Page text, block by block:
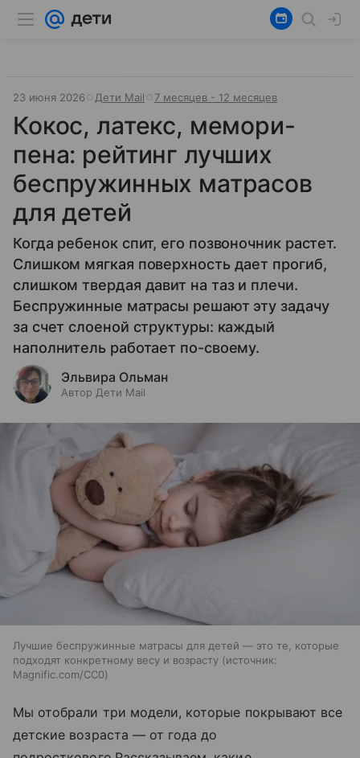
23 июня 2026 Дети Mail 7 месяцев - 12 месяцев
Кокос, латекс, мемори-
пена: рейтинг лучших
беспружинных матрасов
для детей
Когда ребенок спит, его позвоночник растет.
Слишком мягкая поверхность дает прогиб,
слишком твердая давит на таз и плечи.
Беспружинные матрасы решают эту задачу
за счет слоеной структуры: каждый
наполнитель работает по-своему.
Эльвира Ольман
Автор Дети Mail
Лучшие беспружинные матрасы для детей — это те, которые
подходят конкретному весу и возрасту
источник:
Magnific.com/CC0
Мы отобрали три модели, которые покрывают все
детские возраста — от года до